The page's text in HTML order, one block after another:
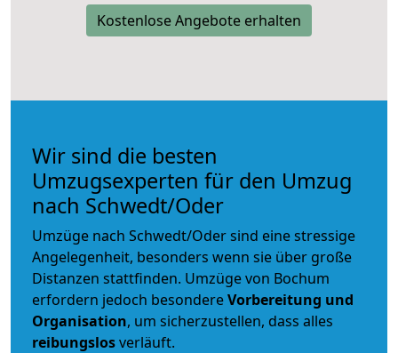
Kostenlose Angebote erhalten
Wir sind die besten
Umzugsexperten für den Umzug
nach Schwedt/Oder
Umzüge nach Schwedt/Oder sind eine stressige
Angelegenheit, besonders wenn sie über große
Distanzen stattfinden. Umzüge von Bochum
erfordern jedoch besondereVorbereitung und
Organisation, um sicherzustellen, dass alles
reibungslosverläuft.